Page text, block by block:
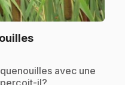
.
avec une
il?